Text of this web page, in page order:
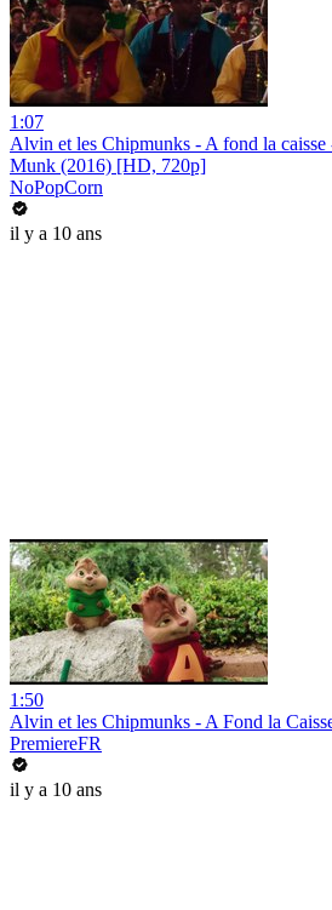
1:07
Alvin et les Chipmunks - A fond la
Munk (2016) [HD, 720p]
NoPopCorn
il y a 10 ans
1:50
Alvin et les Chipmunks - A Fond la
PremiereFR
il y a 10 ans